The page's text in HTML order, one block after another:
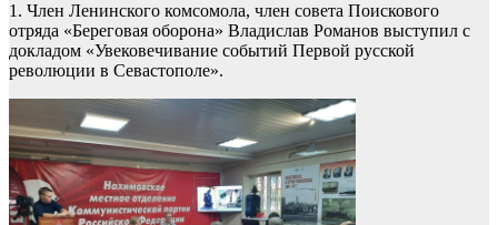
1. Член Ленинского комсомола, член совета Поискового
отряда «Береговая оборона» Владислав Романов выступил с
докладом «Увековечивание событий Первой русской
революции в Севастополе».